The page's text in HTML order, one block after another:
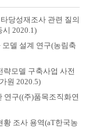
당성재조사 관련 질의
시 2020.1)
델 설계 연구(농림축
략모델 구축사업 사전
원 2020.5)
연구((주)품목조직화연
조사 용역(aT한국농